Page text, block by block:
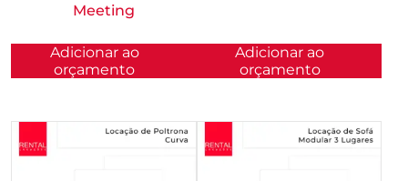
Meeting
Adicionar ao
orçamento
Adicionar ao
orçamento